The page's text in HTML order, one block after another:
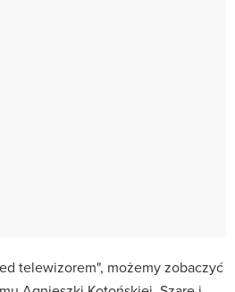
telewizorem", możemy zobaczyć